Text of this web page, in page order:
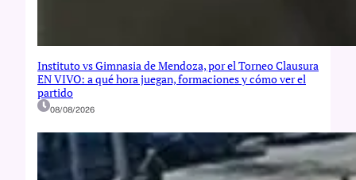
Instituto vs Gimnasia de Mendoza, por el Torneo Clausura
EN VIVO: a qué hora juegan, formaciones y cómo ver el
partido
08/08/2026